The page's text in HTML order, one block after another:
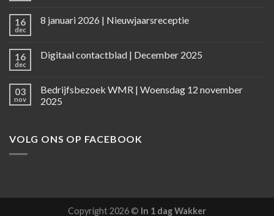
16
dec
8 januari 2026 | Nieuwjaarsreceptie
16
dec
Digitaal contactblad | December 2025
03
nov
Bedrijfsbezoek WMR | Woensdag 12 november
2025
VOLG ONS OP FACEBOOK
Copyright 2026 © In 1 dag Wakker